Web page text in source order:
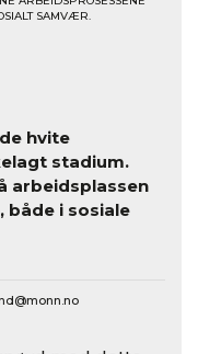
SAMVÆR.
hvite
stadium.
arbeidsplassen
både i sosiale